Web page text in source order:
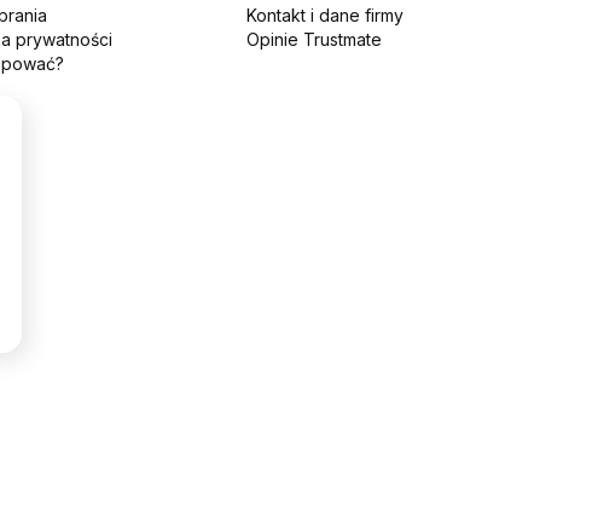
prywatności
Kontakt i dane firmy
Opinie Trustmate